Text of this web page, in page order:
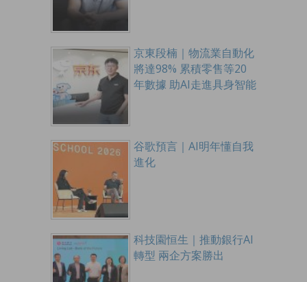
京東段楠｜物流業自動化
將達98% 累積零售等20
年數據 助AI走進具身智能
谷歌預言｜AI明年懂自我
進化
科技園恒生｜推動銀行AI
轉型 兩企方案勝出